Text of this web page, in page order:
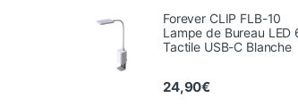
Forever CLIP FLB-10
Lampe de Bureau LED
Tactile USB-C Blanche
24,90€